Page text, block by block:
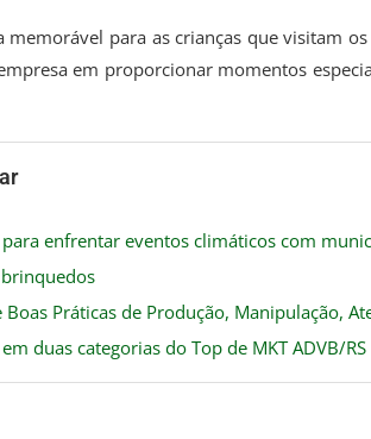
memorável para as crianças que visitam
em proporcionar momentos
enfrentar eventos climáticos com
Práticas de Produção, Manipulação,
duas categorias do Top de MKT ADVB/RS